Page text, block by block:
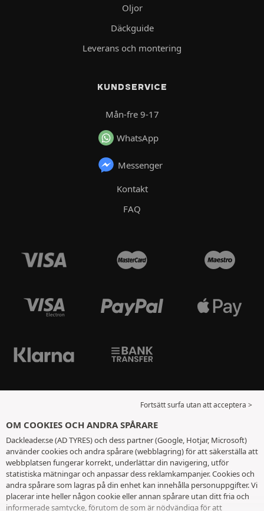
Oljor
Däckguide
Leverans och montering
KUNDSERVICE
Mån-fre 9-17
WhatsApp
Messenger
Kontakt
FAQ
Fortsätt surfa utan att acceptera >
OM COOKIES OCH ANDRA SPÅRARE
Dackleader.se (AD TYRES) och dess partner (Google, Hotjar, Microsoft)
använder cookies och andra spårare (webblagring) för att säkerställa att
webbplatsen fungerar korrekt, underlättar din navigering, utför
statistiska mätningar och anpassar dess reklamkampanjer. Cookies och
andra spårare som lagras på din enhet kan innehålla personuppgifter. Vi
placerar inte heller någon cookie eller annan spårare utan ditt fria och
informerade samtycke, förutom de som är nödvändiga för att